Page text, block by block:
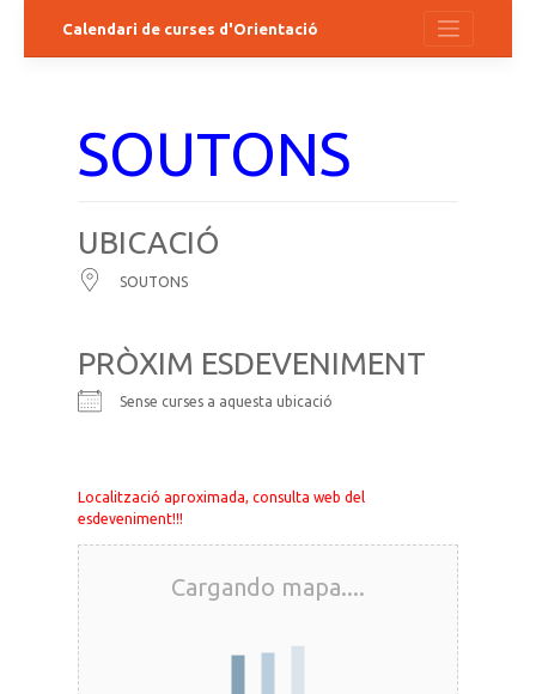
Calendari de curses d'Orientació
SOUTONS
UBICACIÓ
SOUTONS
PRÒXIM ESDEVENIMENT
Sense curses a aquesta ubicació
Localització aproximada, consulta web del
esdeveniment!!!
Cargando mapa....